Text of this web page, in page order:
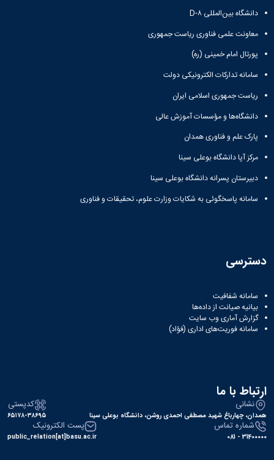
دانشگاه بین‌المللی D-۸
معاونت علمی فناوری ریاست جمهوری
پورتال امام خمینی (ره)
سامانه تدارکات الکترونیکی دولت
ریاست جمهوری اسلامی ایران
دانشگاه‌ها و مؤسسات آموزش عالی
پارک علم و فناوری همدان
مرکز آپا دانشگاه بوعلی سینا
دبیرستان پسرانه دانشگاه بوعلی سینا
سامانه پاسخگوئی به شکایات وزارت علوم، تحقیقات و فناوری
دسترسی
سامانه شفافیت
بیانیه صیانت از داده‌ها
گزارش آماری وب‌ سایت
سامانه فوریت‌های اداری (فؤاد)
ارتباط با ما
نشانی
همدان، چهارباغ شهید مصطفی احمدی روشن، دانشگاه بوعلی سینا
کدپستی
۶۵۱۷۸-۳۸۶۹۵
شماره تماس
31400000 - 081
پست الکترونیک
public_relation[at]basu.ac.ir